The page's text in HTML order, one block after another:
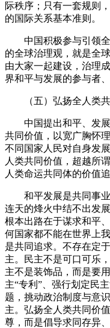
际秩序；只有一套规则
的国际关系基本准则。
中国积极参与引领全
的全球治理观，就是全
由大家一起建设，治理
界和平与发展的参与者
（五）弘扬全人类共
中国提出和平、发展
共同价值，以宽广胸怀
不同国家人民对自身发
人类共同价值，超越所
人类命运共同体的价值追
和平发展是共同事业
连天的烽火中结不出发
根本出路在于谋求和平
何国家都不能在世界上
是共同追求。不存在定
主。民主不是可口可乐
主不是装饰品，而是要
主“专利”、强行划定民
题，挑动政治制度与意
主。弘扬全人类共同价
尊，而是倡导求同存异